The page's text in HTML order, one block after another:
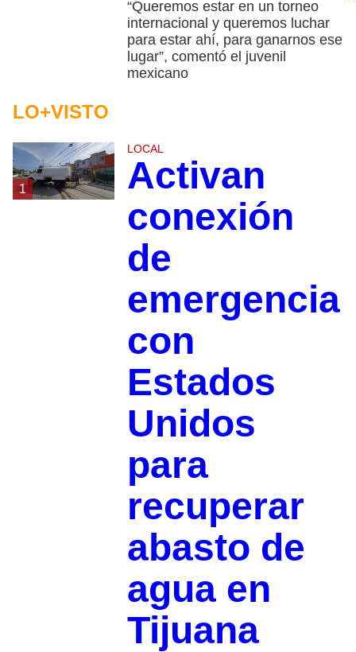
“Queremos estar en un torneo
internacional y queremos luchar
para estar ahí, para ganarnos ese
lugar”, comentó el juvenil
mexicano
LO+VISTO
1
LOCAL
Activan
conexión
de
emergencia
con
Estados
Unidos
para
recuperar
abasto de
agua en
Tijuana